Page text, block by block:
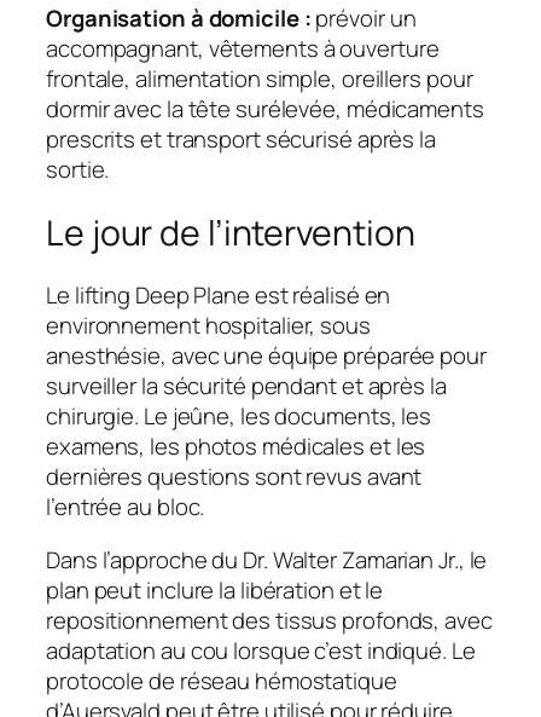
Organisation à domicile :prévoir un
accompagnant, vêtements à ouverture
frontale, alimentation simple, oreillers pour
dormir avec la tête surélevée, médicaments
prescrits et transport sécurisé après la
sortie.
Le jour de l’intervention
Le lifting Deep Plane est réalisé en
environnement hospitalier, sous
anesthésie, avec une équipe préparée pour
surveiller la sécurité pendant et après la
chirurgie. Le jeûne, les documents, les
examens, les photos médicales et les
dernières questions sont revus avant
l’entrée au bloc.
Dans l’approche du Dr. Walter Zamarian Jr., le
plan peut inclure la libération et le
repositionnement des tissus profonds, avec
adaptation au cou lorsque c’est indiqué. Le
protocole de réseau hémostatique
d’Auersvald peut être utilisé pour réduire